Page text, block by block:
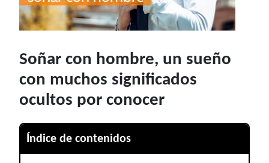
Soñar con hombre, un sueño
con muchos significados
ocultos por conocer
Índice de contenidos